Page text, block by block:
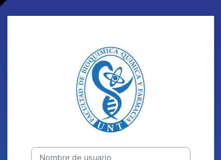
Salta al contenido principal
Entrar a
Nombre de usuario